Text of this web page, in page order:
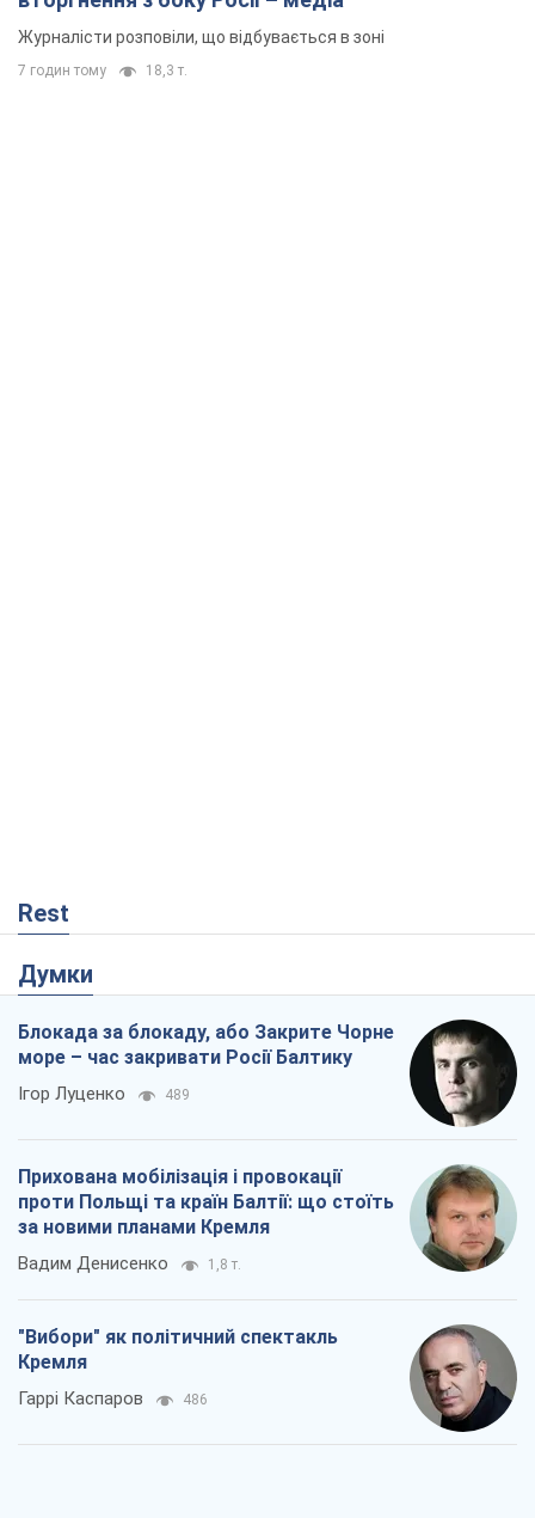
Журналісти розповіли, що відбувається в зоні
7 годин тому 18,3 т.
Rest
Думки
Блокада за блокаду, або Закрите Чорне
море – час закривати Росії Балтику
Ігор Луценко 489
Прихована мобілізація і провокації
проти Польщі та країн Балтії: що стоїть
за новими планами Кремля
Вадим Денисенко 1,8 т.
"Вибори" як політичний спектакль
Кремля
Гаррі Каспаров 486